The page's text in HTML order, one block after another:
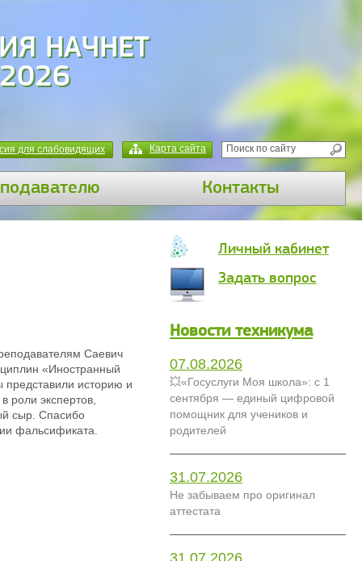
НАЧНЕТ
Карта сайта
для слабовидящих
Контакты
Саевич
«Иностранный
представили историю и
роли экспертов,
сыр. Спасибо
фальсификата.
Личный кабинет
Задать вопрос
Новости техникума
07.08.2026
💥«Госуслуги Моя школа»: с 1
сентября — единый цифровой
помощник для учеников и
родителей
31.07.2026
Не забываем про оригинал
аттестата
31.07.2026